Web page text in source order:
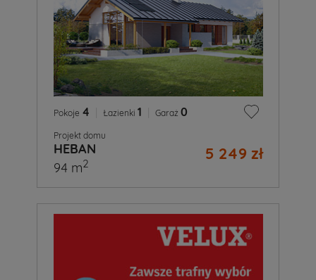
Pokoje 4 Łazienki 1 Garaż 0
Projekt domu
HEBAN 5 249 zł
94 m2